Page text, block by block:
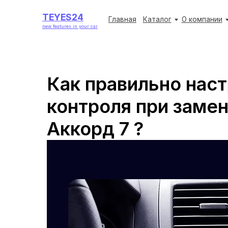
TEYES24 Главная Каталог О компании Акции
TEYES24 Главная Каталог О компании Акции
Как правильно
контроля при
Аккорд 7 ?